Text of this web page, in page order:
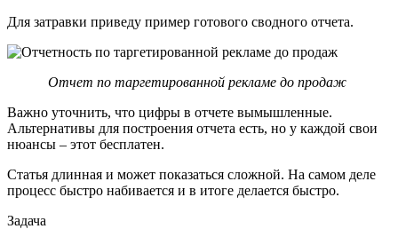
Для затравки приведу пример готового сводного отчета.
Отчет по таргетированной рекламе до продаж
Важно уточнить, что цифры в отчете вымышленные.
Альтернативы для построения отчета есть, но у каждой свои
нюансы – этот бесплатен.
Статья длинная и может показаться сложной. На самом деле
процесс быстро набивается и в итоге делается быстро.
Задача